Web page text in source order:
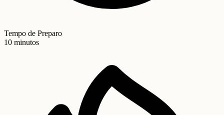
Tempo de Preparo
10 minutos